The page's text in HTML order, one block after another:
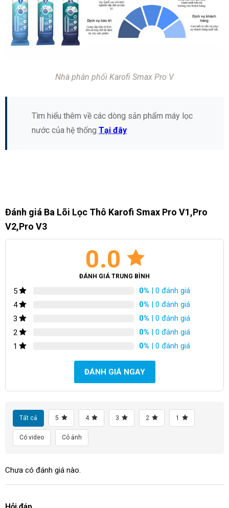
Nhà phân phối Karofi Smax Pro V
Tìm hiểu thêm về các dòng sản phẩm máy lọc
nước của hệ thống Tại đây
Đánh giá Ba Lõi Lọc Thô Karofi Smax Pro V1,Pro
V2,Pro V3
0.0
ĐÁNH GIÁ TRUNG BÌNH
5 0% | 0 đánh giá
4
0% | 0 đánh giá
3
0% | 0 đánh giá
2
0% | 0 đánh giá
1
0% | 0 đánh giá
ĐÁNH GIÁ NGAY
Tất cả 5 4 3 2 1
Có video Có ảnh
Chưa có đánh giá nào.